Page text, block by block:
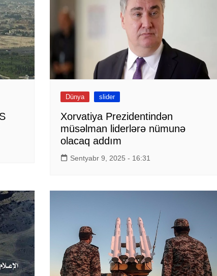
Dünya slider
Xorvatiya Prezidentindən
müsəlman liderlərə nümunə
olacaq addım
Sentyabr 9, 2025 - 16:31